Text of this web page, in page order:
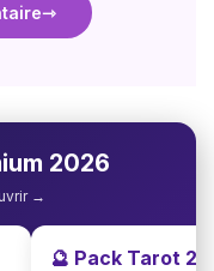
2026
→
🔮 Pack Tarot